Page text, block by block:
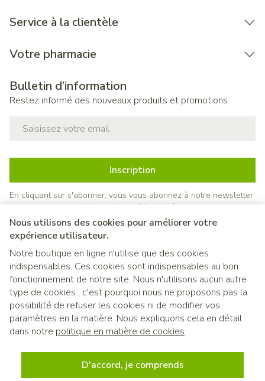
Nous utilisons des cookies pour améliorer votre
expérience utilisateur.
Notre boutique en ligne n'utilise que des cookies
indispensables. Ces cookies sont indispensables au bon
fonctionnement de notre site. Nous n'utilisons aucun autre
type de cookies ; c'est pourquoi nous ne proposons pas la
possibilité de refuser les cookies ni de modifier vos
paramètres en la matière. Nous expliquons cela en détail
dans notre politique en matière de cookies
D'accord, je comprends
Service à la clientèle
Votre pharmacie
Bulletin d’information
Restez informé des nouveaux produits et promotions
Inscription
En cliquant sur s'abonner, vous vous abonnez à notre newsletter
et acceptez notrepolitique de confidentialité.
Liens légaux